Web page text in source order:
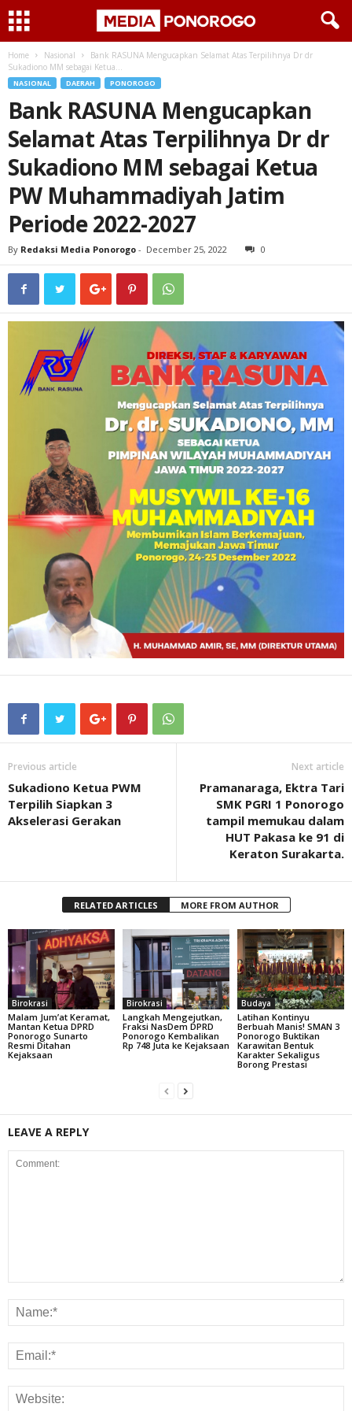
Home Nasional
Bank RASUNA Mengucapkan Selamat Atas Terpilihnya Dr dr
Sukadiono MM sebagai Ketua...
NASIONAL DAERAH PONOROGO
Bank RASUNA Mengucapkan
Selamat Atas Terpilihnya Dr dr
Sukadiono MM sebagai Ketua
PW Muhammadiyah Jatim
Periode 2022-2027
By Redaksi Media Ponorogo - December 25, 2022 0
Previous article
Sukadiono Ketua PWM
Terpilih Siapkan 3
Akselerasi Gerakan
Next article
Pramanaraga, Ektra Tari
SMK PGRI 1 Ponorogo
tampil memukau dalam
HUT Pakasa ke 91 di
Keraton Surakarta.
RELATED ARTICLES MORE FROM AUTHOR
Birokrasi
Malam Jum’at Keramat,
Mantan Ketua DPRD
Ponorogo Sunarto
Resmi Ditahan
Kejaksaan
Birokrasi
Langkah Mengejutkan,
Fraksi NasDem DPRD
Ponorogo Kembalikan
Rp 748 Juta ke Kejaksaan
Budaya
Latihan Kontinyu
Berbuah Manis! SMAN 3
Ponorogo Buktikan
Karawitan Bentuk
Karakter Sekaligus
Borong Prestasi
LEAVE A REPLY